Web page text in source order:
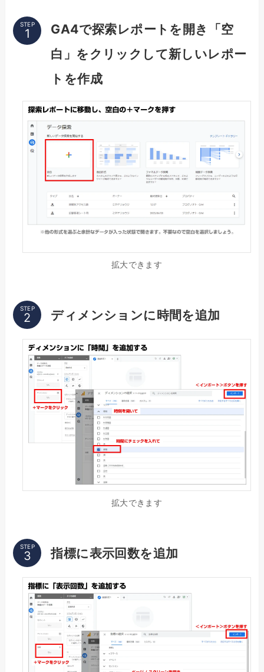
STEP
GA4で探索レポートを開き「空
白」をクリックして新しいレポー
トを作成
拡大できます
STEP ディメンションに時間を追加
拡大できます
STEP 指標に表示回数を追加